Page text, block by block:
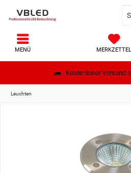
Kostenloser Versand
MERKZETTEL
MENÜ
Leuchten